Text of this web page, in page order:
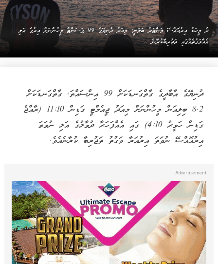
ދެ މީހަކު އިރުއޮއްސޭ މަންޒަރު ބަލަނީ: މިއަދު ދުނިޔޭގެ 99 ޕަސަންޓް މީހުންނަށް އިރުގެ އަލި
އެއްވަގުތެއްގައި ތަޖުރިބާކުރާނެ --
ދުނިޔޭގެ އާބާދީގެ ގާތްގަނޑަކަށް 99 އިންސައްތަ, ގާތްގަނޑަކަށް
8.2 ބިލިއަން މީހުންނަށް މިއަދު ޖީއެމްޓީ ގަޑިން 11:10 (ރާއްޖެ
ގަޑިން ހަވީރު 4:10) ގައި އެއްފަހަރާ ދުވާލުގެ އަލި ނުވަތަ
އިރުއޮއްސޭ ނުވަތަ އިރުއަރާ ވަގުތު ތަޖުރިބާ ކުރާނެއެވެ.